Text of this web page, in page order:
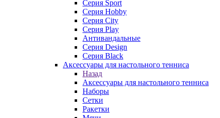
Серия Sport
Серия Hobby
Серия City
Серия Play
Антивандальные
Серия Design
Серия Black
Аксессуары для настольного тенниса
Назад
Аксессуары для настольного тенниса
Наборы
Сетки
Ракетки